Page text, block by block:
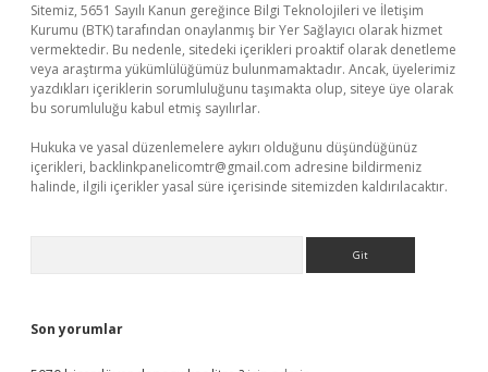
Sitemiz, 5651 Sayılı Kanun gereğince Bilgi Teknolojileri ve İletişim
Kurumu (BTK) tarafından onaylanmış bir Yer Sağlayıcı olarak hizmet
vermektedir. Bu nedenle, sitedeki içerikleri proaktif olarak denetleme
veya araştırma yükümlülüğümüz bulunmamaktadır. Ancak, üyelerimiz
yazdıkları içeriklerin sorumluluğunu taşımakta olup, siteye üye olarak
bu sorumluluğu kabul etmiş sayılırlar.
Hukuka ve yasal düzenlemelere aykırı olduğunu düşündüğünüz
içerikleri, backlinkpanelicomtr@gmail.com adresine bildirmeniz
halinde, ilgili içerikler yasal süre içerisinde sitemizden kaldırılacaktır.
Son yorumlar